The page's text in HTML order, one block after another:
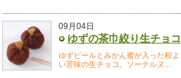
09月04日
ゆずの茶巾絞り生チョコ
ゆずピールとみかん蜜が入った程よ
い苦味の生チョコ。ソーテルヌ...